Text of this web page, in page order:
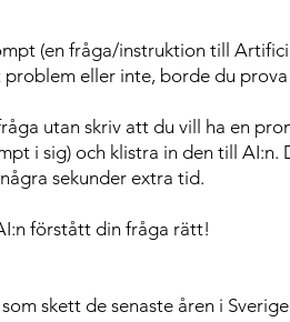
(en fråga/instruktion till
eller inte, borde du
utan skriv att du vill ha en
i sig) och klistra in den till
sekunder extra tid.
förstått din fråga rätt!
skett de senaste åren i